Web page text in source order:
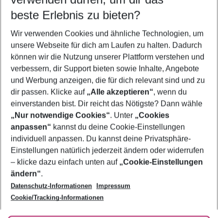
5-8 Nächte
2 Erwachsene Keine Kinder
Mehr Filter anzeigen
Footer
Footer navigation
Über uns
AGB
Bestpreisgarantie
Cookie-Einstellungen ändern
Cookie-Richtlinie
Agenturbetreuung
Barrierefreies Reisen
Folge uns
beste Erlebnis zu bieten?
Wir verwenden Cookies und ähnliche Technologien, um
unsere Webseite für dich am Laufen zu halten. Dadurch
können wir die Nutzung unserer Plattform verstehen und
verbessern, dir Support bieten sowie Inhalte, Angebote
und Werbung anzeigen, die für dich relevant sind und zu
dir passen. Klicke auf „Alle akzeptieren“, wenn du
einverstanden bist. Dir reicht das Nötigste? Dann wähle
„Nur notwendige Cookies“. Unter „Cookies
anpassen“ kannst du deine Cookie-Einstellungen
individuell anpassen. Du kannst deine Privatsphäre-
Einstellungen natürlich jederzeit ändern oder widerrufen
– klicke dazu einfach unten auf „Cookie-Einstellungen
ändern“.
Datenschutz-Informationen
Impressum
Cookie/Tracking-Informationen